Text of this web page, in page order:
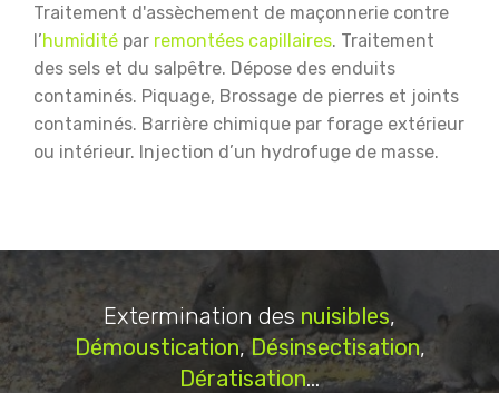
Traitement d'assèchement de maçonnerie contre
l’humidité par remontées capillaires. Traitement
des sels et du salpêtre. Dépose des enduits
contaminés. Piquage, Brossage de pierres et joints
contaminés. Barrière chimique par forage extérieur
ou intérieur. Injection d’un hydrofuge de masse.
Extermination des nuisibles,
Démoustication,Désinsectisation,
Dératisation...